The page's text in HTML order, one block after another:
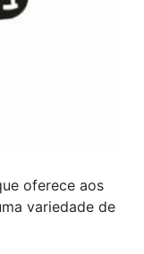
oferece aos
variedade de